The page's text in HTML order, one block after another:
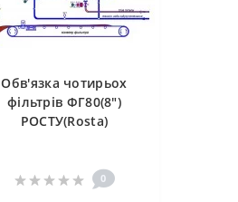
Обв'язка чотирьох
фільтрів ФГ80(8")
РОСТУ(Rosta)
0